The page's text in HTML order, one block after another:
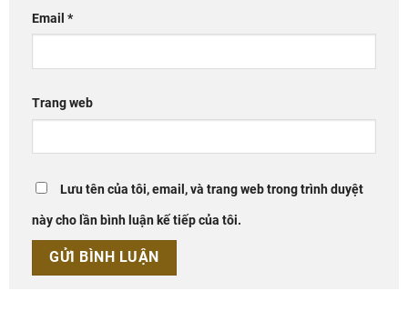
Email *
Trang web
Lưu tên của tôi, email, và trang web trong trình duyệt
này cho lần bình luận kế tiếp của tôi.